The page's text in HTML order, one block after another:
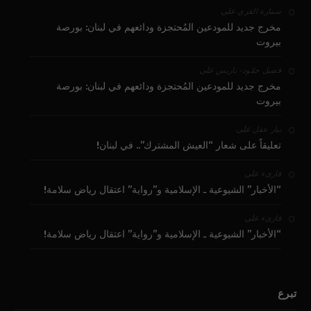
سمارة القزي على
مخرج جديد للمودعين المُحتجزة ودائعهم في لبنان: بورصة
بيروت
فضيل حمّود - باريس على
مخرج جديد للمودعين المُحتجزة ودائعهم في لبنان: بورصة
بيروت
بيار عقل على
تعليقاً على شعار “العيش المشترك”.. في لبنان!
قارىء على
“الأخبار” الشيوعية ـ الإسلامية و”رواية” اعتقال رياض سلامة!
قارىء على
“الأخبار” الشيوعية ـ الإسلامية و”رواية” اعتقال رياض سلامة!
تبرع